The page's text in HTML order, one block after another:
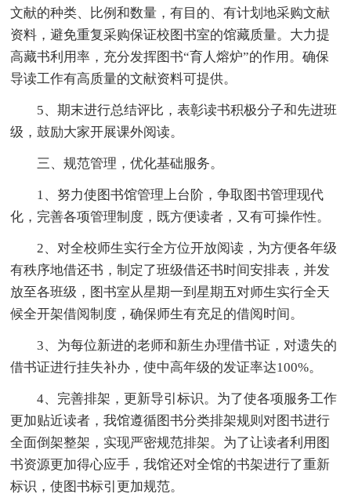
文献的种类、比例和数量，有目的、有计划地采购文献
资料，避免重复采购保证校图书室的馆藏质量。大力提
高藏书利用率，充分发挥图书“育人熔炉”的作用。确保
导读工作有高质量的文献资料可提供。
5、期末进行总结评比，表彰读书积极分子和先进班
级，鼓励大家开展课外阅读。
三、规范管理，优化基础服务。
1、努力使图书馆管理上台阶，争取图书管理现代
化，完善各项管理制度，既方便读者，又有可操作性。
2、对全校师生实行全方位开放阅读，为方便各年级
有秩序地借还书，制定了班级借还书时间安排表，并发
放至各班级，图书室从星期一到星期五对师生实行全天
候全开架借阅制度，确保师生有充足的借阅时间。
3、为每位新进的老师和新生办理借书证，对遗失的
借书证进行挂失补办，使中高年级的发证率达100%。
4、完善排架，更新导引标识。为了使各项服务工作
更加贴近读者，我馆遵循图书分类排架规则对图书进行
全面倒架整架，实现严密规范排架。为了让读者利用图
书资源更加得心应手，我馆还对全馆的书架进行了重新
标识，使图书标引更加规范。